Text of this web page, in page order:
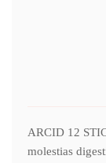
ARCID 12
molestias